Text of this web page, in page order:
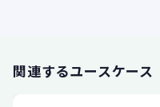
関連するユースケース